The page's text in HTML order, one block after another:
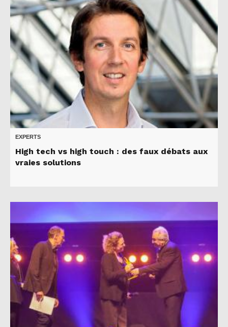
EXPERTS
High tech vs high touch : des faux débats aux
vraies solutions